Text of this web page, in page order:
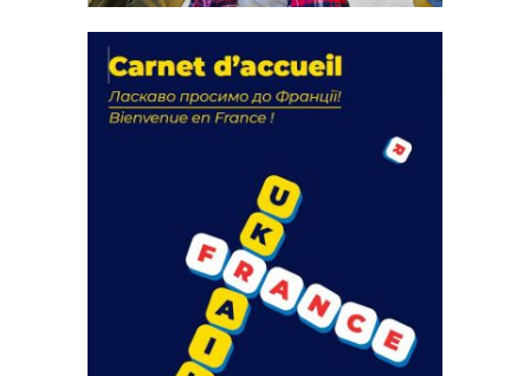
actions
18 septembre 2023
FEUILLETER